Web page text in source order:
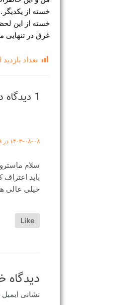
خسته از
خسته از این
غرق در تنهایی
تعداد
1 دیدگاه دربارهٔ «غرق در تنهایی میگذرد…!»
۱۴۰۳-۰۸-۰۸ در ۱۱:۵۹
سلام
باید اعتراف
خیلی عالی
Like
دیدگاه‌
نشانی